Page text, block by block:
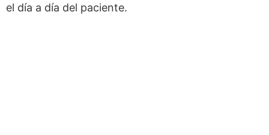
el día a día del paciente.